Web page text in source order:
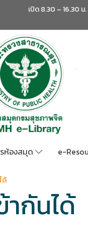
เปิด 8.30 – 16.30
ห้องสมุด e-
ด้
กันได้